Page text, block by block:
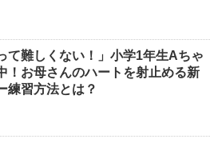
て難しくない！」小学1年生Aちゃ
！お母さんのハートを射止める新
練習方法とは？